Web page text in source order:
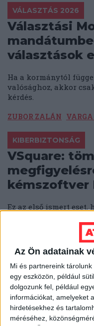
Az Ön adatainak
Mi és partnereink
egy eszközön, például
dolgozunk fel, például
információkat, amelyeket
hirdetésekhez és
méréséhez,
VÁLASZTÁS 2026
Választási
választások
Ha a kormánytól
valósághoz, akkor
kérdés.
ZUBOR ZALÁN VARGA
KIBERBIZTONSÁG
VSquare:
kémszoftver
Ez az első ismert
megfigyelési
ÁTLÁTSZÓ 2026.
VÁLASZTÁS 2026
Tucatjával
mozgóurnás
egyetlen e-